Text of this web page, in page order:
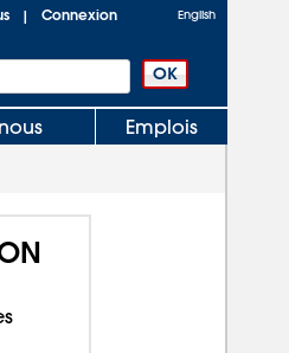
| Connexion English
Emplois